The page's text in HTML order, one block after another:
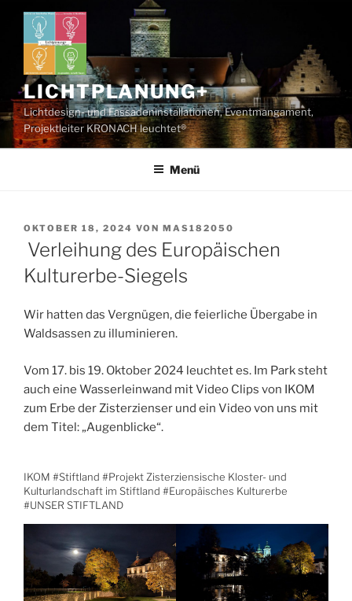
Zum
springen
LICHTPLANUNG+
Lichtdesign- und Fassadeninstallationen, Eventmangament,
Projektleiter KRONACH leuchtet®
Menü
VERÖFFENTLICHT
AM
OKTOBER 18, 2024 VON MAS182050
Verleihung des Europäischen
Kulturerbe-Siegels
Wir hatten das Vergnügen, die feierliche Übergabe in
Waldsassen zu illuminieren.
Vom 17. bis 19. Oktober 2024 leuchtet es. Im Park steht
auch eine Wasserleinwand mit Video Clips von IKOM
zum Erbe der Zisterzienser und ein Video von uns mit
dem Titel: „Augenblicke“.
IKOM #Stiftland #Projekt Zisterziensische Kloster- und
Kulturlandschaft im Stiftland #Europäisches Kulturerbe
#UNSER STIFTLAND